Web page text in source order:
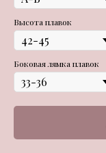
Высота плавок
Боковая лямка плавок